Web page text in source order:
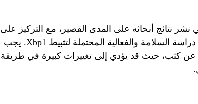
نتائج أبحاثه على المدى القصير، مع التركيز على
تحديد النوافذ الزمنية المثلى للتدخل و دراسة السلامة والفعالية المحتملة لتثبيط Xbp1. يجب
عن كثب، حيث قد يؤدي إلى تغييرات كبيرة في طريقة